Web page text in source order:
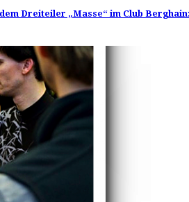
Dreiteiler „Masse“ im Club